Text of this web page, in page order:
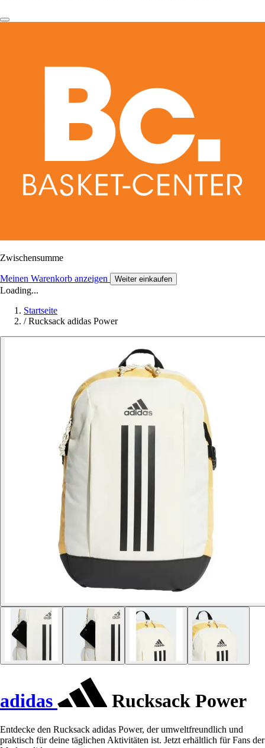
Zwischensumme
Meinen Warenkorb anzeigen Weiter einkaufen
Loading...
Startseite
/ Rucksack adidas Power
adidas Rucksack Power
Entdecke den Rucksack adidas Power, der umweltfreundlich und
praktisch für deine täglichen Aktivitäten ist. Jetzt erhältlich für Fans der